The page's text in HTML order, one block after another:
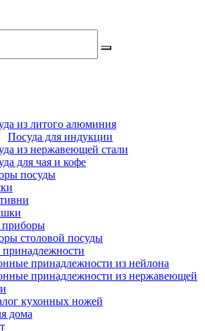
из литого алюминия
Посуда для индукции
из нержавеющей стали
для чая и кофе
посуды
приборы
столовой посуды
принадлежности из нейлона
принадлежности из нержавеющей
кухонных ножей
дома